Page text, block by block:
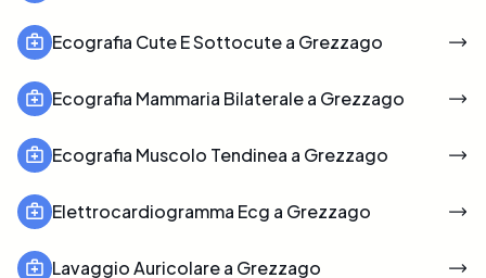
Ecografia Cute E Sottocute a Grezzago
Ecografia Mammaria Bilaterale a Grezzago
Ecografia Muscolo Tendinea a Grezzago
Elettrocardiogramma Ecg a Grezzago
Lavaggio Auricolare a Grezzago